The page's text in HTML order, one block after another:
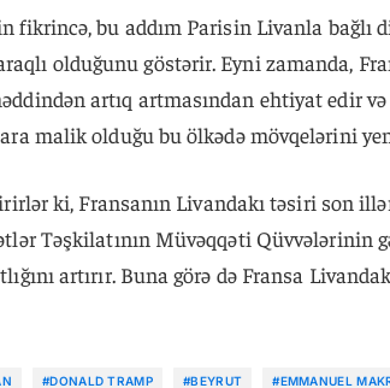
fikrincə, bu addım Parisin Livanla bağlı
olduğunu göstərir. Eyni zamanda,
artıq artmasından ehtiyat edir
malik olduğu bu ölkədə mövqelərini
ki, Fransanın Livandakı təsiri son
Təşkilatının Müvəqqəti Qüvvələrinin
artırır. Buna görə də Fransa
#DONALD TRAMP #BEYRUT #EMMANUEL